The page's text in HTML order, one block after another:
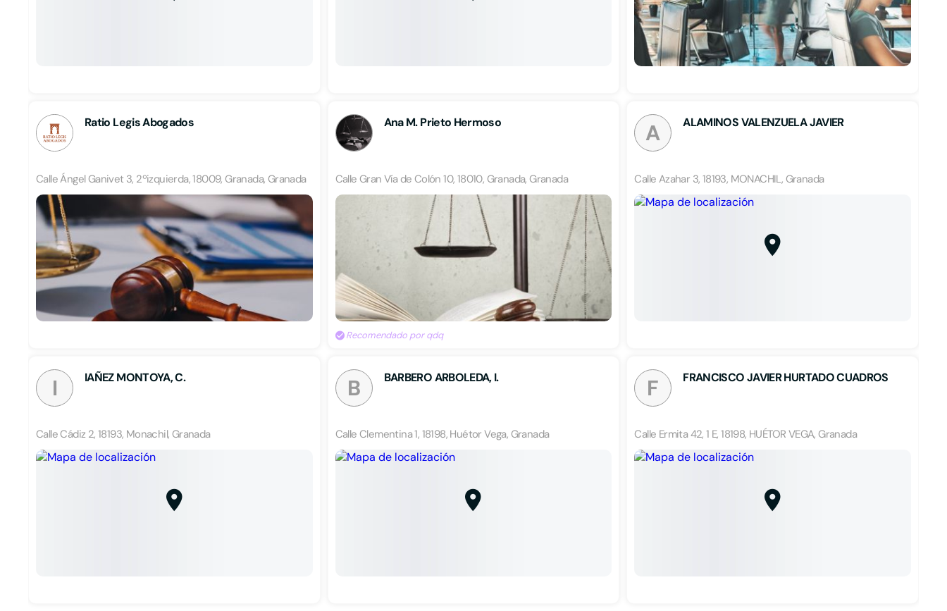
Ratio Legis Abogados
Calle Ángel Ganivet 3, 2ºizquierda, 18009, Granada, Granada
Ana M. Prieto Hermoso
Calle Gran Vía de Colón 10, 18010, Granada, Granada
Recomendado por qdq
A ALAMINOS VALENZUELA JAVIER
Calle Azahar 3, 18193, MONACHIL, Granada
I IAÑEZ MONTOYA, C.
Calle Cádiz 2, 18193, Monachil, Granada
B BARBERO ARBOLEDA, I.
Calle Clementina 1, 18198, Huétor Vega, Granada
F FRANCISCO JAVIER HURTADO CUADROS
Calle Ermita 42, 1 E, 18198, HUÉTOR VEGA, Granada